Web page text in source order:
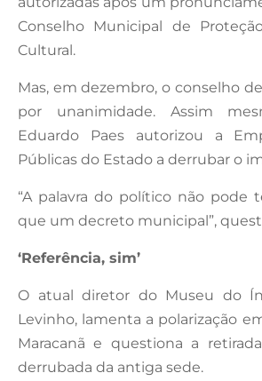
Conselho Municipal de
Cultural.
Mas, em dezembro, o conselho
por unanimidade. Assim
Eduardo Paes autorizou a
Públicas do Estado a derrubar o
“A palavra do político não pode
que um decreto municipal”,
‘Referência, sim’
O atual diretor do Museu do
Levinho, lamenta a polarização
Maracanã e questiona a
derrubada da antiga sede.